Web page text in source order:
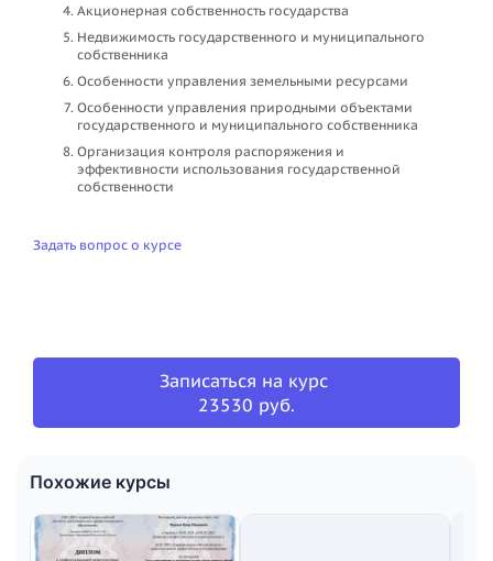
Акционерная собственность государства
Недвижимость государственного и муниципального
собственника
Особенности управления земельными ресурсами
Особенности управления природными объектами
государственного и муниципального собственника
Организация контроля распоряжения и
эффективности использования государственной
собственности
Задать вопрос о курсе
Записаться на курс
23530 руб.
Похожие курсы